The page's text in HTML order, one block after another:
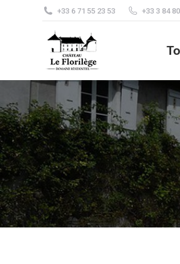
+33 6 71 55 23 53 +33 3 84
Tour